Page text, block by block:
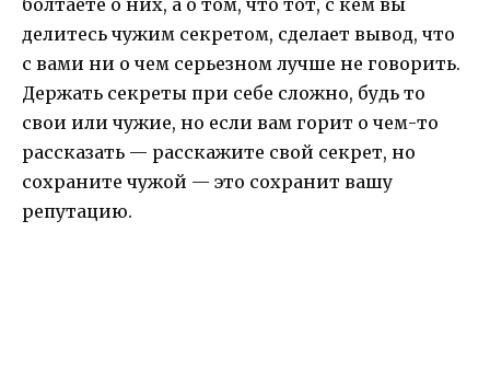
болтаете о них, а о том, что тот, с кем вы
делитесь чужим секретом, сделает вывод, что
с вами ни о чем серьезном лучше не говорить.
Держать секреты при себе сложно, будь то
свои или чужие, но если вам горит о чем-то
рассказать — расскажите свой секрет, но
сохраните чужой — это сохранит вашу
репутацию.